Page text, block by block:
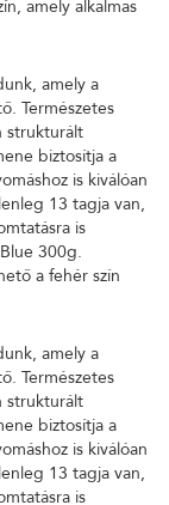
amely alkalmas
amely a
Természetes
strukturált
biztosítja a
is kiválóan
13 tagja van,
is
300g.
a fehér szín
amely a
Természetes
strukturált
biztosítja a
is kiválóan
13 tagja van,
is